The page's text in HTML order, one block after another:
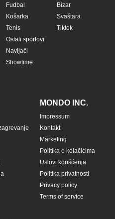
Fudbal
Košarka
Tenis
Ostali sportovi
Navijači
Showtime
Bizar
Svaštara
Tiktok
MONDO INC.
Impressum
Kontakt
Marketing
Politika o kolačićima
Uslovi korišćenja
Politika privatnosti
Privacy policy
Terms of service